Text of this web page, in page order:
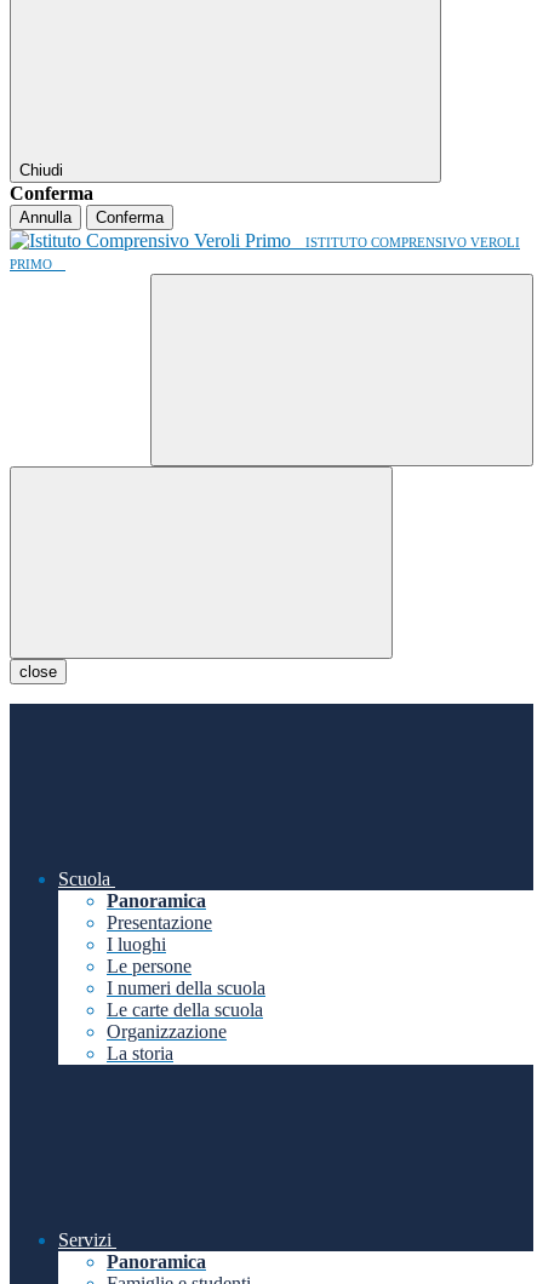
Chiudi
Conferma
Annulla Conferma
ISTITUTO COMPRENSIVO VEROLI
PRIMO
close
Scuola
Panoramica
Presentazione
I luoghi
Le persone
I numeri della scuola
Le carte della scuola
Organizzazione
La storia
Servizi
Panoramica